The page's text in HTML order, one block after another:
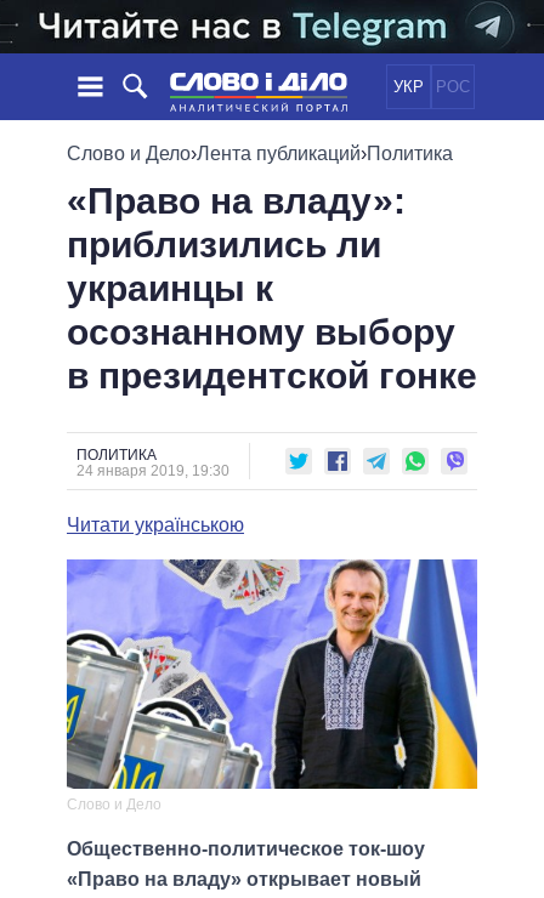
УКР РОС
НОВОСТИ
ЛЕНТА
СОБЫТИЯ
СТАТЬИ
МНЕНИЯ
ОБЗОРЫ
ДАЙДЖЕСТЫ
ПОЛИТИКА
ЭКОНОМИКА
ОБЕЩАНИЯ
ПОЛИТИКИ
ВСЕ ПОЛИТИКИ
ПРЕЗИДЕНТ И ОФИС
ВЕРХОВНАЯ РАДА
ГЛАВЫ ОБЛАДМИНИСТРАЦИЙ
МЭРЫ
ВСЕ ПЕРСОНЫ
ИНФОГРАФИКА
ВИДЕО
СРАВНЕНИЕ ПОЛИТИКОВ
Слово и Дело›Лента публикаций›Политика
«Право на владу»:
приблизились ли
украинцы к
осознанному выбору
в президентской гонке
ПОЛИТИКА
24 января 2019, 19:30
Читати українською
Слово и Дело
Общественно-политическое ток-шоу
«Право на владу» открывает новый